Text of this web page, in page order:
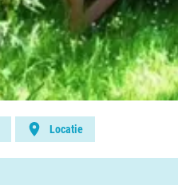
Locatie